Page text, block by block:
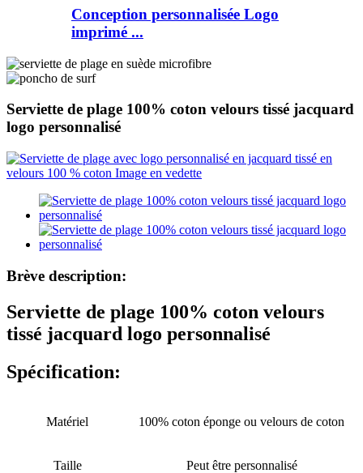
Conception personnalisée Logo
imprimé ...
Serviette de plage 100% coton velours tissé jacquard
logo personnalisé
Brève description:
Serviette de plage 100% coton velours
tissé jacquard logo personnalisé
Spécification:
Matériel 100% coton éponge ou velours de coton
Taille Peut être personnalisé